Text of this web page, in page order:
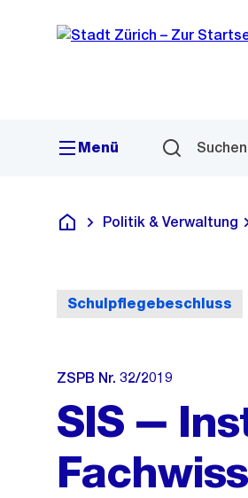
Navigation
Sprunglink
Menü Suchen
Deutsch
Politik & Verwaltung
Schulpflegebeschluss
ZSPB Nr. 32/2019
SIS ‒